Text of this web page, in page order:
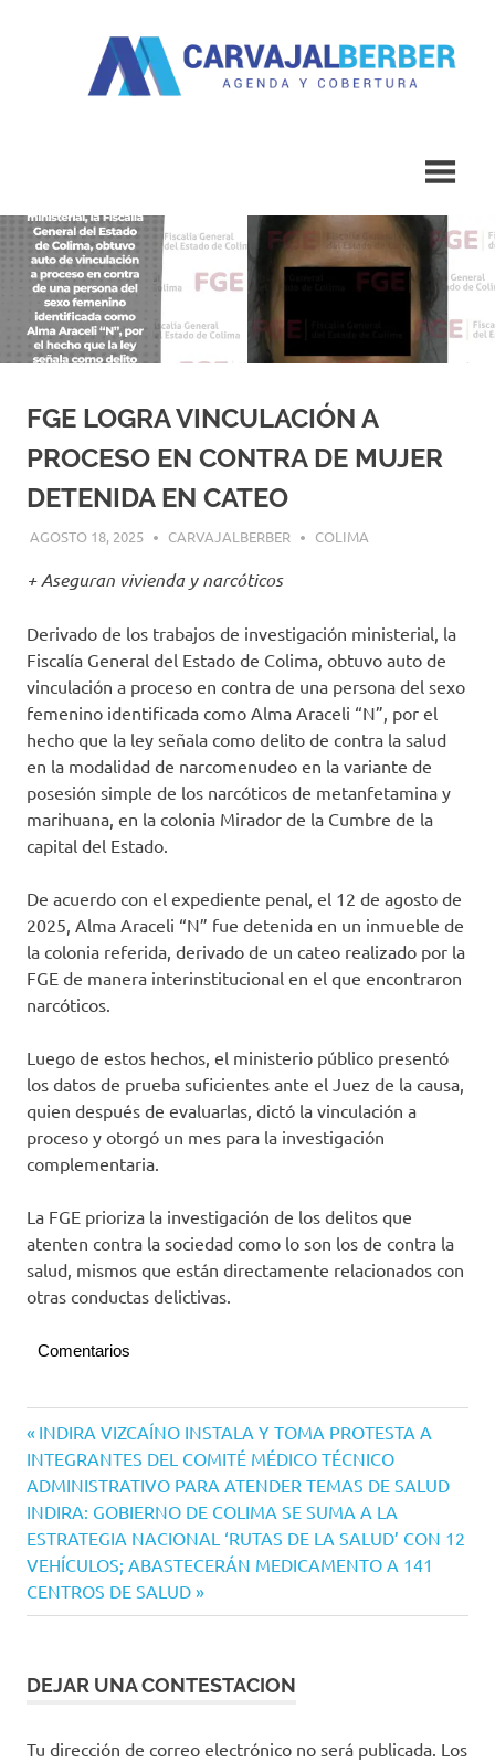
FGE LOGRA VINCULACIÓN A
PROCESO EN CONTRA DE MUJER
DETENIDA EN CATEO
AGOSTO 18, 2025 CARVAJALBERBER COLIMA
+ Aseguran vivienda y narcóticos
Derivado de los trabajos de investigación ministerial, la
Fiscalía General del Estado de Colima, obtuvo auto de
vinculación a proceso en contra de una persona del sexo
femenino identificada como Alma Araceli “N”, por el
hecho que la ley señala como delito de contra la salud
en la modalidad de narcomenudeo en la variante de
posesión simple de los narcóticos de metanfetamina y
marihuana, en la colonia Mirador de la Cumbre de la
capital del Estado.
De acuerdo con el expediente penal, el 12 de agosto de
2025, Alma Araceli “N” fue detenida en un inmueble de
la colonia referida, derivado de un cateo realizado por la
FGE de manera interinstitucional en el que encontraron
narcóticos.
Luego de estos hechos, el ministerio público presentó
los datos de prueba suficientes ante el Juez de la causa,
quien después de evaluarlas, dictó la vinculación a
proceso y otorgó un mes para la investigación
complementaria.
La FGE prioriza la investigación de los delitos que
atenten contra la sociedad como lo son los de contra la
salud, mismos que están directamente relacionados con
otras conductas delictivas.
Comentarios
Navegación
de
entradas
Entrada
anterior:
INDIRA VIZCAÍNO INSTALA Y TOMA PROTESTA A
INTEGRANTES DEL COMITÉ MÉDICO TÉCNICO
ADMINISTRATIVO PARA ATENDER TEMAS DE SALUD
Siguiente
entrada:
INDIRA: GOBIERNO DE COLIMA SE SUMA A LA
ESTRATEGIA NACIONAL ‘RUTAS DE LA SALUD’ CON 12
VEHÍCULOS; ABASTECERÁN MEDICAMENTO A 141
CENTROS DE SALUD
DEJAR UNA CONTESTACION
Tu dirección de correo electrónico no será publicada. Los